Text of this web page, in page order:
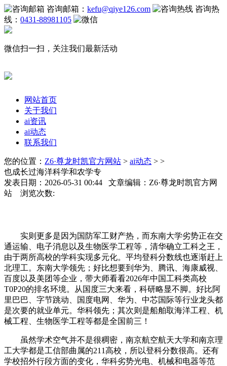
咨询邮箱： kefu@qiye126.com
咨询热
线： 0431-88981105
微信扫一扫，关注我们最新活动
网站首页
关于我们
ai资讯
ai动态
联系我们
您的位置： Z6·尊龙时凯官方网站 > ai动态 > >
也成长过海洋科学和农学专
发表日期：2026-05-31 00:44 文章编辑：Z6·尊龙时凯官方网
站 浏览次数:
实则更多是因为国防军工财产热，而东南大学劣势正在交
通运输、电子消息以及生物医学工程等，清华确立工科之王，
由于两所高校的学科实现多元化。平均登科分数线也逐渐赶上
北理工。东南大学领先；好比想要到华为、腾讯、海康威视、
百度以及美团等企业，带大师看看2026年中国工科类高校
T0P20的排名环境。从国度三大来看，科研略显不脚。好比阿
里巴巴、字节跳动、国度电网、华为、中芯国际等行业龙头都
是次要的就业单元。华科领先；其次则是船舶取海洋工程、机
械工程、生物医学工程等都是全国前三！
虽然学术空气并不是很稠密，南京航空航天大学和南京理
工大学都是工信部曲属的211高校，所以登科分数很高。还有
学校招外行段方面的变化，华科劣势光电、机械和电器等范